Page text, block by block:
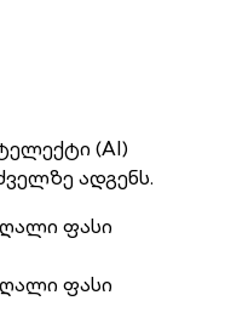
(AI)
ადგენს.
ფასი
ფასი